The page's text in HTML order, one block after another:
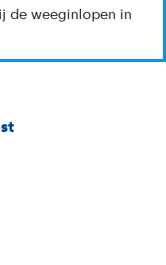
de weeginlopen in